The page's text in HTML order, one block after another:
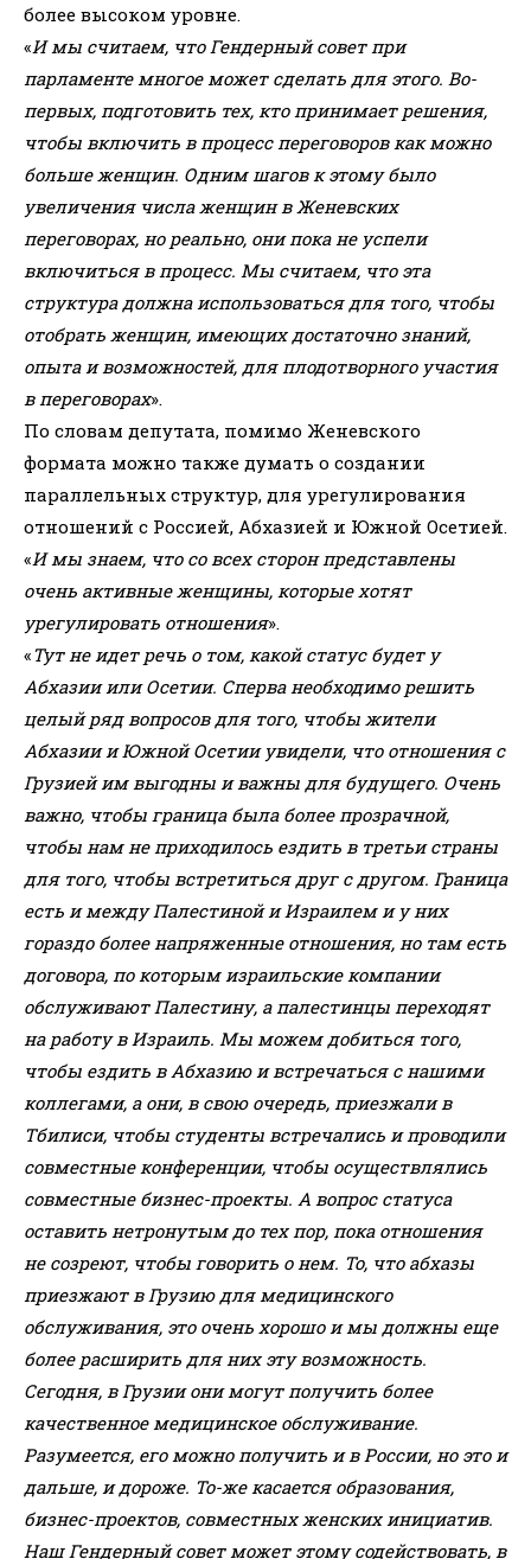
более высоком уровне.
«И мы считаем, что Гендерный совет при
парламенте многое может сделать для этого. Во-
первых, подготовить тех, кто принимает решения,
чтобы включить в процесс переговоров как можно
больше женщин. Одним шагов к этому было
увеличения числа женщин в Женевских
переговорах, но реально, они пока не успели
включиться в процесс. Мы считаем, что эта
структура должна использоваться для того, чтобы
отобрать женщин, имеющих достаточно знаний,
опыта и возможностей, для плодотворного участия
в переговорах».
По словам депутата, помимо Женевского
формата можно также думать о создании
параллельных структур, для урегулирования
отношений с Россией, Абхазией и Южной Осетией.
«И мы знаем, что со всех сторон представлены
очень активные женщины, которые хотят
урегулировать отношения».
«Тут не идет речь о том, какой статус будет у
Абхазии или Осетии. Сперва необходимо решить
целый ряд вопросов для того, чтобы жители
Абхазии и Южной Осетии увидели, что отношения с
Грузией им выгодны и важны для будущего. Очень
важно, чтобы граница была более прозрачной,
чтобы нам не приходилось ездить в третьи страны
для того, чтобы встретиться друг с другом. Граница
есть и между Палестиной и Израилем и у них
гораздо более напряженные отношения, но там есть
договора, по которым израильские компании
обслуживают Палестину, а палестинцы переходят
на работу в Израиль. Мы можем добиться того,
чтобы ездить в Абхазию и встречаться с нашими
коллегами, а они, в свою очередь, приезжали в
Тбилиси, чтобы студенты встречались и проводили
совместные конференции, чтобы осуществлялись
совместные бизнес-проекты. А вопрос статуса
оставить нетронутым до тех пор, пока отношения
не созреют, чтобы говорить о нем. То, что абхазы
приезжают в Грузию для медицинского
обслуживания, это очень хорошо и мы должны еще
более расширить для них эту возможность.
Сегодня, в Грузии они могут получить более
качественное медицинское обслуживание.
Разумеется, его можно получить и в России, но это и
дальше, и дороже. То-же касается образования,
бизнес-проектов, совместных женских инициатив.
Наш Гендерный совет может этому содействовать, в